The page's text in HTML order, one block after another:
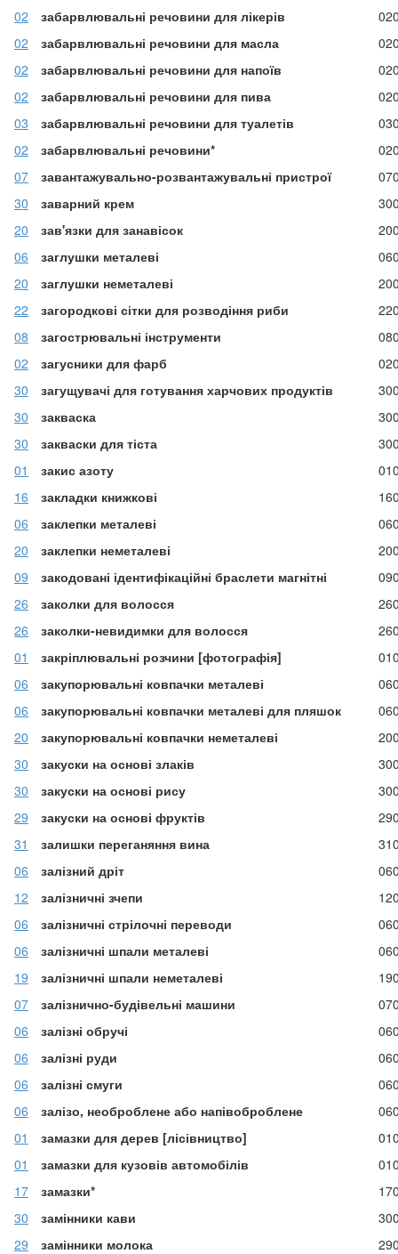
02
забарвлювальні речовини для лікерів
02
забарвлювальні речовини для масла
02
забарвлювальні речовини для напоїв
02
забарвлювальні речовини для пива
03
забарвлювальні речовини для туалетів
02
забарвлювальні речовини*
07
завантажувально-розвантажувальні пристрої
30
заварний крем
20
зав'язки для занавісок
06
заглушки металеві
20
заглушки неметалеві
22
загородкові сітки для розводіння риби
08
загострювальні інструменти
02
загусники для фарб
30
загущувачі для готування харчових продуктів
30
закваска
30
закваски для тіста
01
закис азоту
16
закладки книжкові
06
заклепки металеві
20
заклепки неметалеві
09
закодовані ідентифікаційні браслети магнітні
26
заколки для волосся
26
заколки-невидимки для волосся
01
закріплювальні розчини [фотографія]
06
закупорювальні ковпачки металеві
06
закупорювальні ковпачки металеві для пляшок
20
закупорювальні ковпачки неметалеві
30
закуски на основі злаків
30
закуски на основі рису
29
закуски на основі фруктів
31
залишки переганяння вина
06
залізний дріт
12
залізничні зчепи
06
залізничні стрілочні переводи
06
залізничні шпали металеві
19
залізничні шпали неметалеві
07
залізнично-будівельні машини
06
залізні обручі
06
залізні руди
06
залізні смуги
06
залізо, необроблене або напівоброблене
01
замазки для дерев [лісівництво]
01
замазки для кузовів автомобілів
17
замазки*
30
замінники кави
29
замінники молока